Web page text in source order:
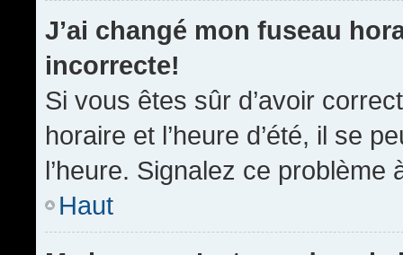
J’ai changé mon fuseau
incorrecte!
Si vous êtes sûr d’avoir
horaire et l’heure d’été, il se
l’heure. Signalez ce problème
Haut